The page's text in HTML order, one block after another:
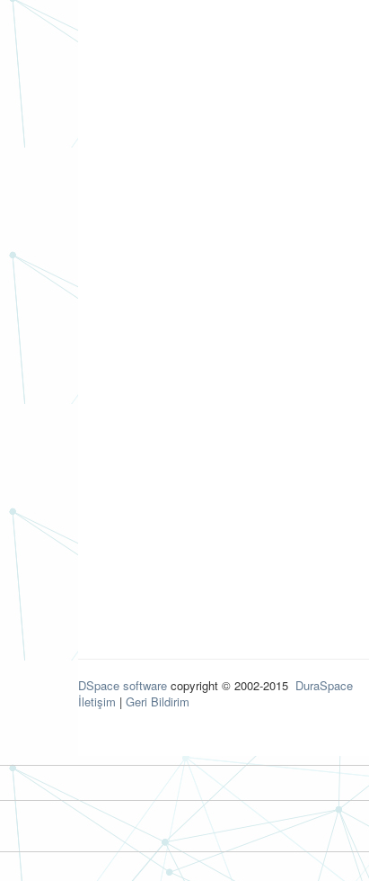
DSpace software copyright © 2002-2015 DuraSpace
İletişim | Geri Bildirim